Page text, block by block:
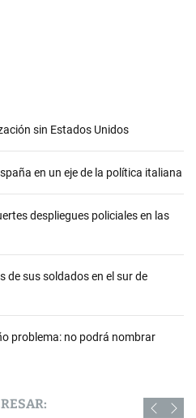
sin Estados Unidos
en un eje de la política italiana
despliegues policiales en las
de sus soldados en el sur de
problema: no podrá nombrar